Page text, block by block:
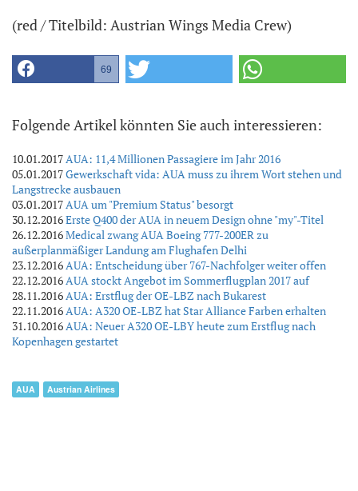
(red / Titelbild: Austrian Wings Media Crew)
69
Folgende Artikel könnten Sie auch interessieren:
10.01.2017AUA: 11,4 Millionen Passagiere im Jahr 2016
05.01.2017Gewerkschaft vida: AUA muss zu ihrem Wort stehen und
Langstrecke ausbauen
03.01.2017AUA um "Premium Status" besorgt
30.12.2016Erste Q400 der AUA in neuem Design ohne "my"-Titel
26.12.2016Medical zwang AUA Boeing 777-200ER zu
außerplanmäßiger Landung am Flughafen Delhi
23.12.2016AUA: Entscheidung über 767-Nachfolger weiter offen
22.12.2016AUA stockt Angebot im Sommerflugplan 2017 auf
28.11.2016AUA: Erstflug der OE-LBZ nach Bukarest
22.11.2016AUA: A320 OE-LBZ hat Star Alliance Farben erhalten
31.10.2016AUA: Neuer A320 OE-LBY heute zum Erstflug nach
Kopenhagen gestartet
AUA Austrian Airlines